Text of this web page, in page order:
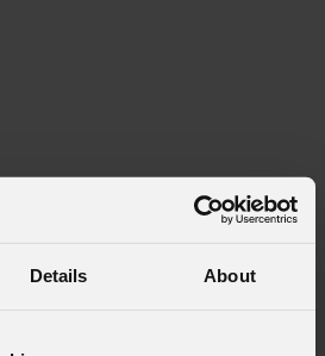
Details About